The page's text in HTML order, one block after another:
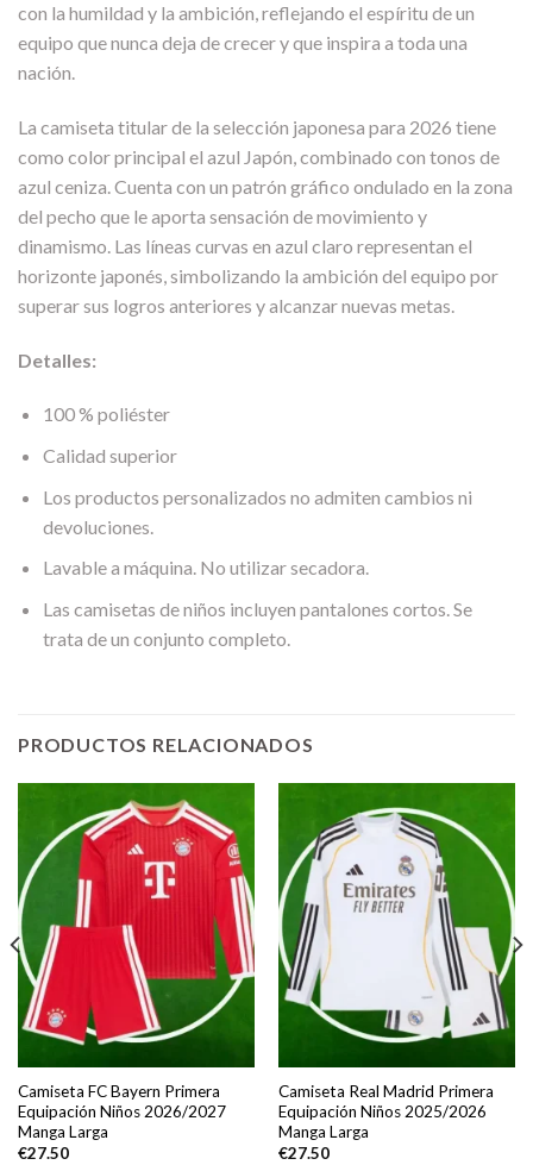
con la humildad y la ambición, reflejando el espíritu de un
equipo que nunca deja de crecer y que inspira a toda una
nación.
La camiseta titular de la selección japonesa para 2026 tiene
como color principal el azul Japón, combinado con tonos de
azul ceniza. Cuenta con un patrón gráfico ondulado en la zona
del pecho que le aporta sensación de movimiento y
dinamismo. Las líneas curvas en azul claro representan el
horizonte japonés, simbolizando la ambición del equipo por
superar sus logros anteriores y alcanzar nuevas metas.
Detalles:
100 % poliéster
Calidad superior
Los productos personalizados no admiten cambios ni
devoluciones.
Lavable a máquina. No utilizar secadora.
Las camisetas de niños incluyen pantalones cortos. Se
trata de un conjunto completo.
PRODUCTOS RELACIONADOS
Camiseta FC Bayern Primera
Equipación Niños 2026/2027
Manga Larga
€27.50
Camiseta Real Madrid Primera
Equipación Niños 2025/2026
Manga Larga
€27.50